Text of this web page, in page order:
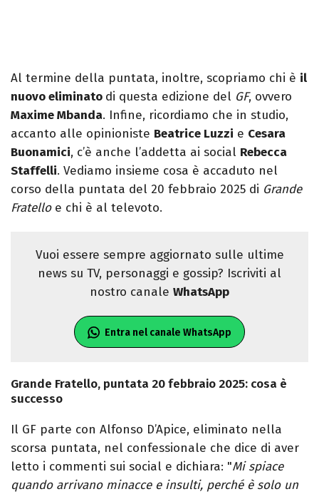
Al termine della puntata, inoltre, scopriamo chi è il
nuovo eliminato di questa edizione del GF, ovvero
Maxime Mbanda. Infine, ricordiamo che in studio,
accanto alle opinioniste Beatrice Luzzi e Cesara
Buonamici, c’è anche l’addetta ai social Rebecca
Staffelli. Vediamo insieme cosa è accaduto nel
corso della puntata del 20 febbraio 2025 di Grande
Fratelloe chi è al televoto.
Vuoi essere sempre aggiornato sulle ultime
news su TV, personaggi e gossip? Iscriviti al
nostro canale WhatsApp
Entra nel canale WhatsApp
Grande Fratello, puntata 20 febbraio 2025: cosa è
successo
Il GF parte con Alfonso D’Apice, eliminato nella
scorsa puntata, nel confessionale che dice di aver
letto i commenti sui social e dichiara: "Mi spiace
quando arrivano minacce e insulti, perché è solo un